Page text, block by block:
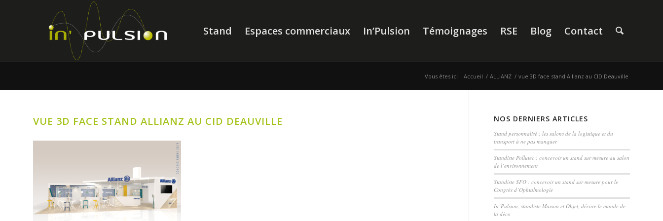
Stand Espaces commerciaux In’Pulsion Témoignages RSE Blog Contact
Vous êtes ici : Accueil / ALLIANZ / vue 3D face stand Allianz au CID Deauville
VUE 3D FACE STAND ALLIANZ AU CID DEAUVILLE NOS DERNIERS ARTICLES
Stand personnalisé : les salons de la logistique et du
transport à ne pas manquer
Standiste Pollutec : concevoir un stand sur mesure au salon
de l’environnement
Standiste SFO : concevoir un stand sur mesure pour le
Congrès d’Ophtalmologie
In’Pulsion, standiste Maison et Objet, décore le monde de
la déco